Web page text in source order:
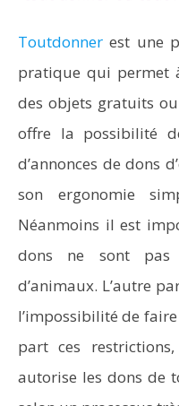
Toutdonner est une
pratique qui permet
des objets gratuits ou
offre la possibilité
d’annonces de dons
son ergonomie
Néanmoins il est
dons ne sont pas
d’animaux. L’autre
l’impossibilité de
part ces
autorise les dons de